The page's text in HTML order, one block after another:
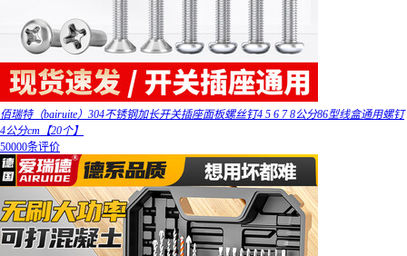
佰瑞特（bairuite）304不锈钢加长开关插座面板螺丝钉4 5 6 7 8公分86型线盒通用螺钉
4公分cm【20个】
50000条评价